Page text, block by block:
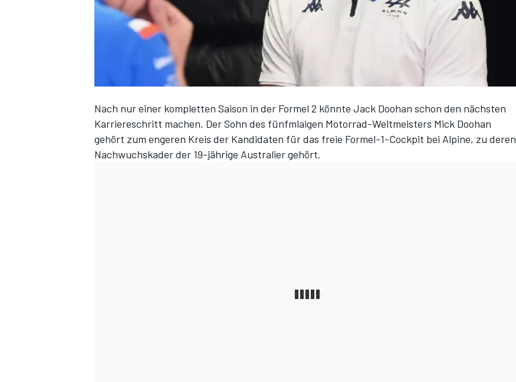
Nach nur einer kompletten Saison in der Formel 2 könnte Jack Doohan schon den nächsten
Karriereschritt machen. Der Sohn des fünfmlaigen Motorrad-Weltmeisters Mick Doohan
gehört zum engeren Kreis der Kandidaten für das freie Formel-1-Cockpit bei Alpine, zu deren
Nachwuchskader der 19-jährige Australier gehört.